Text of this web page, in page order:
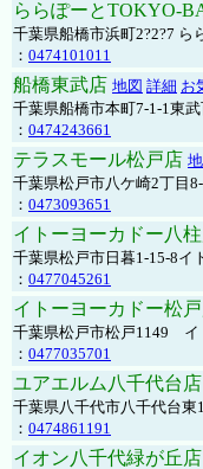
ららぽーとTOKYO-
千葉県船橋市浜町2?2?7 ら
： 0474101011
船橋東武店 地図 詳細 お
千葉県船橋市本町7-1-1東
： 0474243661
テラスモール松戸店
千葉県松戸市八ケ崎2丁目
： 0473093651
イトーヨーカドー八
千葉県松戸市日暮1-15-8
： 0477045261
イトーヨーカドー松
千葉県松戸市松戸1149 イ
： 0477035701
ユアエルム八千代台店
千葉県八千代市八千代台
： 0474861191
イオン八千代緑が丘店